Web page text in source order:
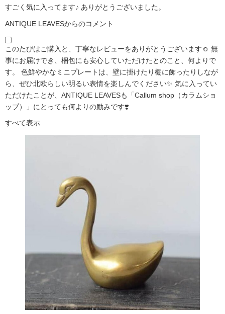
すごく気に入ってます♪ ありがとうございました。
ANTIQUE LEAVESからのコメント
このたびはご購入と、丁寧なレビューをありがとうございます☺️ 無
事にお届けでき、梱包にも安心していただけたとのこと、何よりで
す。 色鮮やかなミニプレートは、壁に掛けたり棚に飾ったりしなが
ら、ぜひ北欧らしい明るい表情を楽しんでください✨ 気に入ってい
ただけたことが、ANTIQUE LEAVESも「Callum shop（カラムショ
ップ）」にとっても何よりの励みです❣️
すべて表示